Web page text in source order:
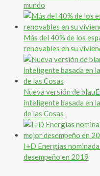
mundo
Más del 40% de los
renovables en su
Nueva versión de
inteligente basada en
de las Cosas
I+D Energias
desempeño en 2019